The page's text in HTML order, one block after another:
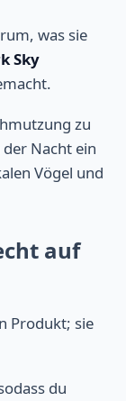
was sie
Sky
zu
Nacht ein
Vögel und
auf
Produkt; sie
du